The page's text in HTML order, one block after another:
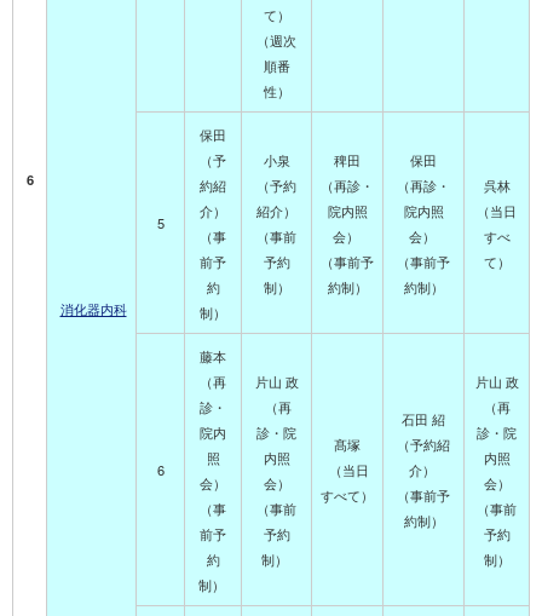
6
消化器内科
て）
（週次
順番
性）
5
保田
（予
約紹
介）
（事
前予
約
制）
小泉
（予約
紹介）
（事前
予約
制）
稗田
（再診・
院内照
会）
（事前予
約制）
保田
（再診・
院内照
会）
（事前予
約制）
呉林
（当日
すべ
て）
6
藤本
（再
診・
院内
照
会）
（事
前予
約
制）
片山 政
（再
診・院
内照
会）
（事前
予約
制）
髙塚
（当日
すべて）
石田 紹
（予約紹
介）
（事前予
約制）
片山 政
（再
診・院
内照
会）
（事前
予約
制）